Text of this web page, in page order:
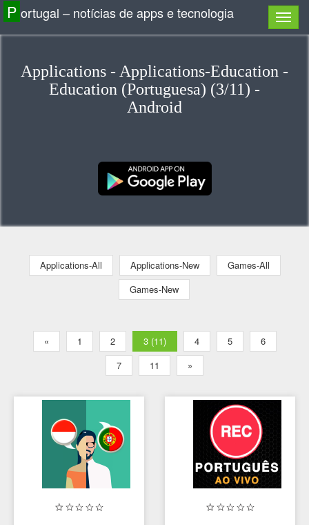
P ortugal – notícias de apps e tecnologia
Applications - Applications-Education -
Education (Portuguesa) (3/11) -
Android
Applications-All Applications-New
Games-All
Games-New
« 1 2 3 (11) 4 5
6
7
11 »